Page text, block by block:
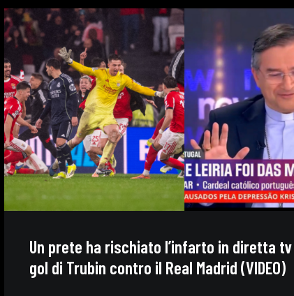
Un prete ha rischiato l’infarto in diretta
gol di Trubin contro il Real Madrid (VIDEO)